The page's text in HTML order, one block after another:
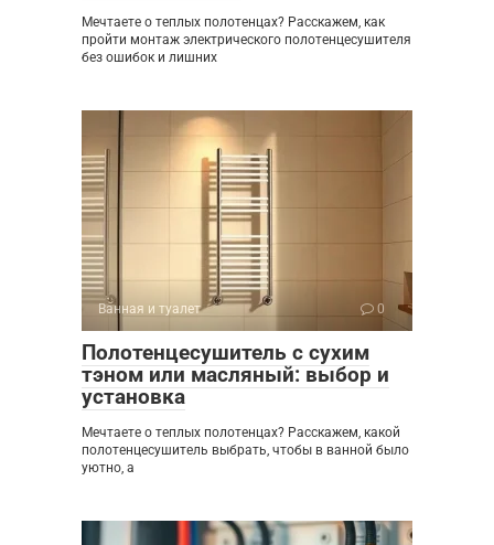
Мечтаете о теплых полотенцах? Расскажем, как
пройти монтаж электрического полотенцесушителя
без ошибок и лишних
Ванная и туалет 0
Полотенцесушитель с сухим
тэном или масляный: выбор и
установка
Мечтаете о теплых полотенцах? Расскажем, какой
полотенцесушитель выбрать, чтобы в ванной было
уютно, а